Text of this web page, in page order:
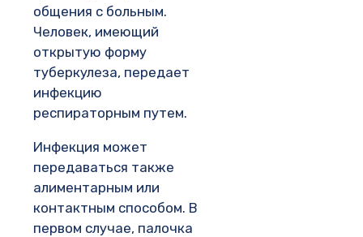
общения с больным.
Человек, имеющий
открытую форму
туберкулеза, передает
инфекцию
респираторным путем.
Инфекция может
передаваться также
алиментарным или
контактным способом. В
первом случае, палочка